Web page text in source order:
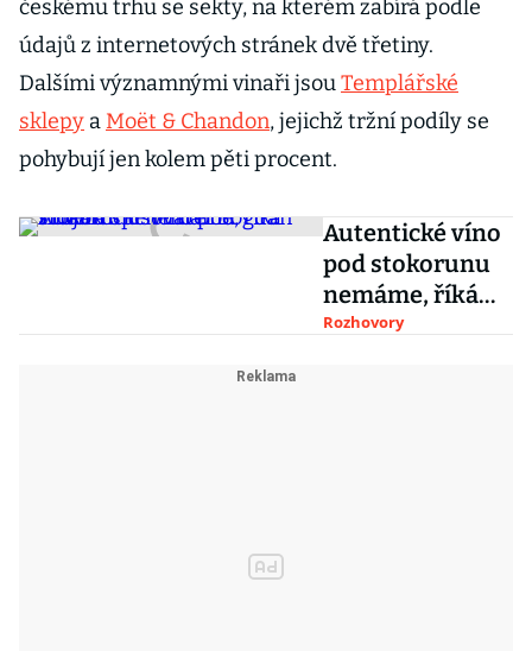
českému trhu se sekty, na kterém zabírá podle
údajů z internetových stránek dvě třetiny.
Dalšími významnými vinaři jsouTemplářské
sklepy a Moët & Chandon, jejichž tržní podíly se
pohybují jen kolem pěti procent.
Autentické víno
pod stokorunu
nemáme, říká
vinař a
Rozhovory